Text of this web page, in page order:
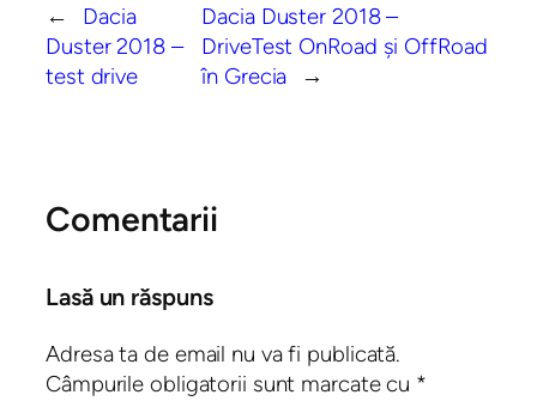
←
Dacia
Duster 2018 –
test drive
Dacia Duster 2018 –
DriveTest OnRoad și OffRoad
în Grecia
→
Comentarii
Lasă un răspuns
Adresa ta de email nu va fi publicată.
Câmpurile obligatorii sunt marcate cu *